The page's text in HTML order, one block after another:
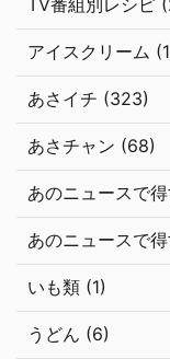
TV番組別レシピ
アイスクリーム
あさイチ (323)
あさチャン (68)
あのニュースで
あのニュースで
いも類 (1)
うどん (6)